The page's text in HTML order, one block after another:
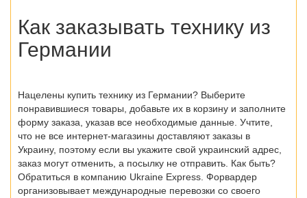
Как заказывать технику из
Германии
Нацелены купить технику из Германии? Выберите
понравившиеся товары, добавьте их в корзину и заполните
форму заказа, указав все необходимые данные. Учтите,
что не все интернет-магазины доставляют заказы в
Украину, поэтому если вы укажите свой украинский адрес,
заказ могут отменить, а посылку не отправить. Как быть?
Обратиться в компанию Ukraine Express. Форвардер
организовывает международные перевозки со своего